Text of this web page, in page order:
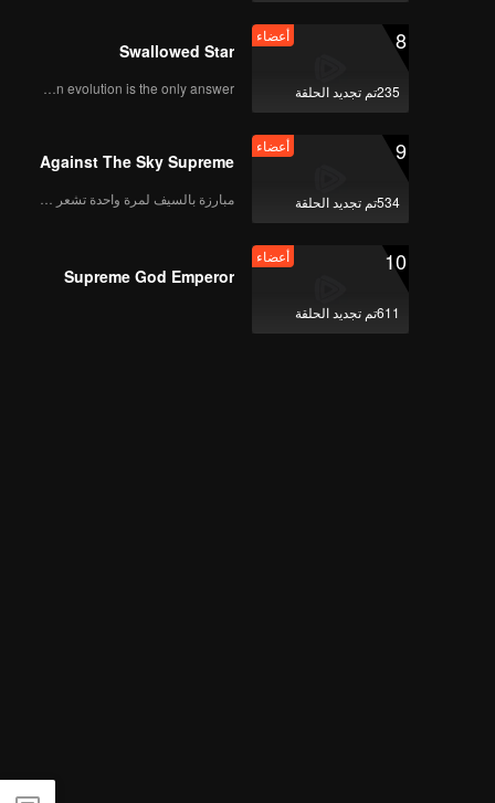
8
235تم تجديد الحلقة
أعضاء
Swallowed Star
Human evolution is the only answer.
9
534تم تجديد الحلقة
أعضاء
Against The Sky Supreme
10
611تم تجديد الحلقة
أعضاء
Supreme God Emperor